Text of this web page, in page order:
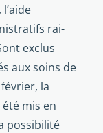
rai­
exclus
aux soins de
la
été mis en
possibilité